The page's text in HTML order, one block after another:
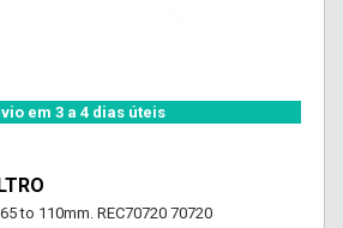
em 3 a 4 dias úteis
to 110mm. REC70720 70720